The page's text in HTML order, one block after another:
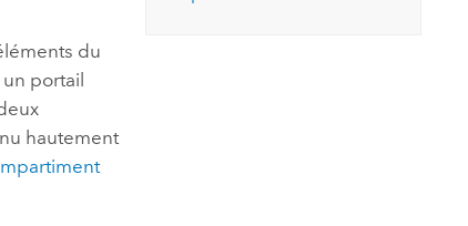
du
portail
hautement